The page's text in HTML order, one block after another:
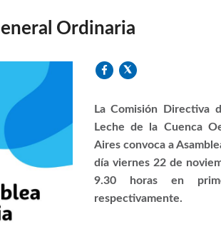
Ordinaria
La Comisión Directiva
Leche de la Cuenca
Aires convoca a
día viernes 22 de
9.30 horas en
respectivamente.